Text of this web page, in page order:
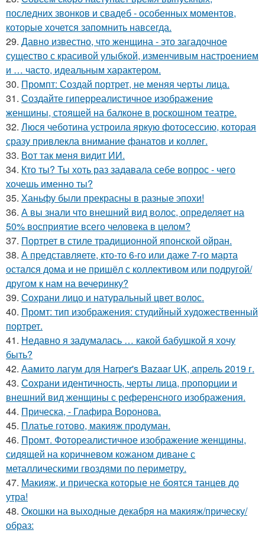
последних звонков и свадеб - особенных моментов,
которые хочется запомнить навсегда.
29. Давно известно, что женщина - это загадочное
существо с красивой улыбкой, изменчивым настроением
и … часто, идеальным характером.
30. Промпт: Создай портрет, не меняя черты лица.
31. Создайте гиперреалистичное изображение
женщины, стоящей на балконе в роскошном театре.
32. Люся чеботина устроила яркую фотосессию, которая
сразу привлекла внимание фанатов и коллег.
33. Вот так меня видит ИИ.
34. Кто ты? Ты хоть раз задавала себе вопрос - чего
хочешь именно ты?
35. Ханьфу были прекрасны в разные эпохи!
36. А вы знали что внешний вид волос, определяет на
50% восприятие всего человека в целом?
37. Портрет в стиле традиционной японской ойран.
38. А представляете, кто-то 6-го или даже 7-го марта
остался дома и не пришёл с коллективом или подругой/
другом к нам на вечеринку?
39. Сохрани лицо и натуральный цвет волос.
40. Промт: тип изображения: студийный художественный
портрет.
41. Недавно я задумалась … какой бабушкой я хочу
быть?
42. Аамито лагум для Harper's Bazaar UK, апрель 2019 г.
43. Сохрани идентичность, черты лица, пропорции и
внешний вид женщины с референсного изображения.
44. Прическа, - Глафира Воронова.
45. Платье готово, макияж продуман.
46. Промт. Фотореалистичное изображение женщины,
сидящей на коричневом кожаном диване с
металлическими гвоздями по периметру.
47. Макияж, и прическа которые не боятся танцев до
утра!
48. Окошки на выходные декабря на макияж/прическу/
образ: